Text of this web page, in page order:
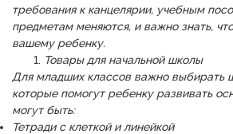
требования к канцелярии, учебным
предметам меняются, и важно знать,
вашему ребенку.
Товары для начальной школы
Для младших классов важно выбирать
которые помогут ребенку развивать
могут быть:
Тетради с клеткой и линейкой